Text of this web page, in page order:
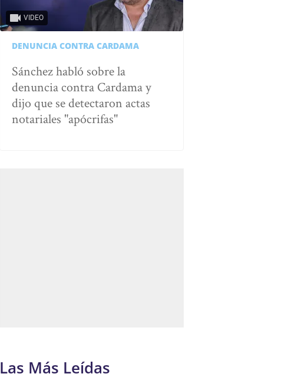
VIDEO
DENUNCIA CONTRA CARDAMA
Sánchez habló sobre la
denuncia contra Cardama y
dijo que se detectaron actas
notariales "apócrifas"
Las Más Leídas